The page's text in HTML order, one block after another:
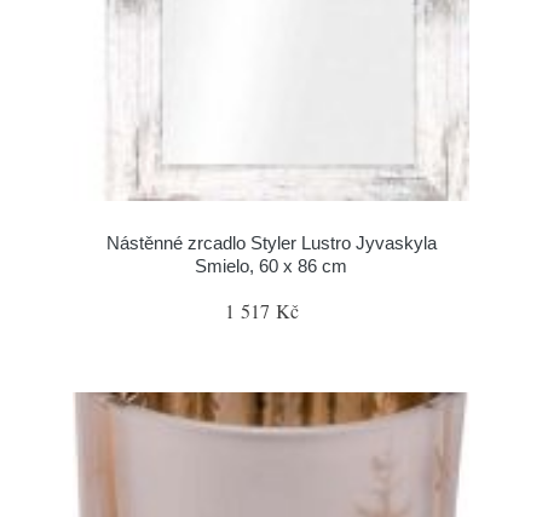
Nástěnné zrcadlo Styler Lustro Jyvaskyla
Smielo, 60 x 86 cm
1 517 Kč